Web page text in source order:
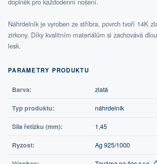
Náhrdelník je vyroben ze stříbra, povrch tvoří 14K
zirkony. Díky kvalitním materiálům si zachovává
lesk.
PARAMETRY PRODUKTU
Barva: zlatá
Typ produktu: náhrdelník
Síla řetízku (mm): 1,45
Ryzost: Ag 925/1000